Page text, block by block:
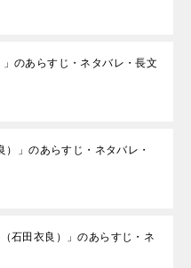
」のあらすじ・ネタバレ・長文
）」のあらすじ・ネタバレ・
（石田衣良）」のあらすじ・ネ